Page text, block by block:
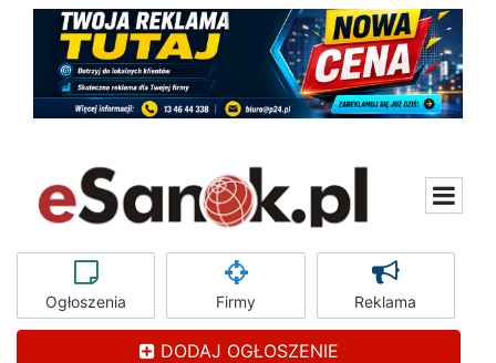
Ogłoszenia Firmy Reklama
DODAJ OGŁOSZENIE